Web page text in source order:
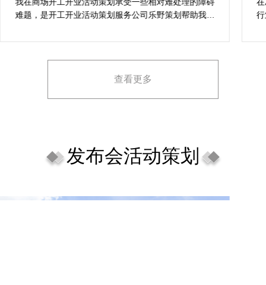
案精选
难题，是开工开业活动策划服务公司乐野策划帮助我完
场开工开业活动策划堪称完美，下次有计划还会选择乐
查看更多
发布会活动策划